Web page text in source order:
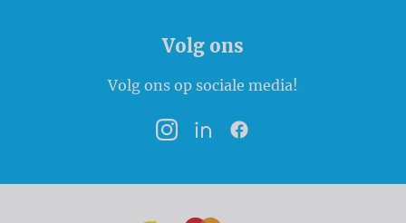
Volg ons
Volg ons op sociale media!
InstagramLinkedInFacebook